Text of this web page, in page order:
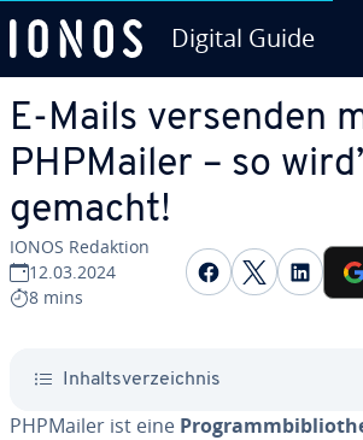
Digital Guide
E-Mails versenden
PHPMailer – so
gemacht!
IONOS Redaktion
12.03.2024
8 mins
Auf AufAuf
In­halts­ver­zeich­nis
PHPMailer ist eine